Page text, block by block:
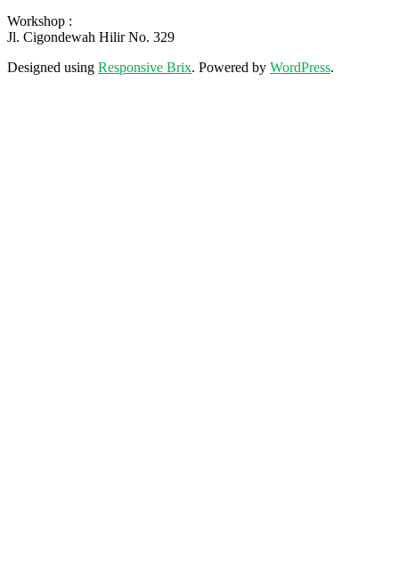
Workshop :
Jl. Cigondewah Hilir No. 329
Designed using Responsive Brix. Powered by WordPress.